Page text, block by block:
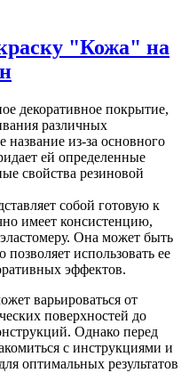
"Кожа" на
декоративное покрытие,
различных
из-за основного
ей определенные
свойства резиновой
собой готовую к
имеет консистенцию,
Она может быть
использовать ее
эффектов.
варьироваться от
поверхностей до
Однако перед
с инструкциями и
оптимальных результатов